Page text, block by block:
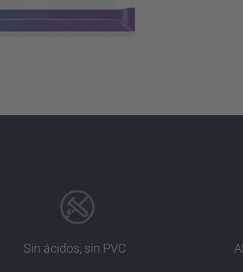
Sin ácidos, sin PVC